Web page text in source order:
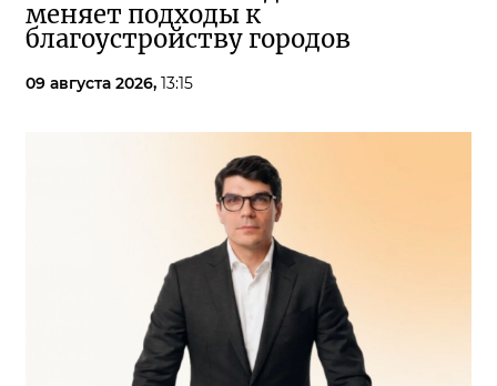
меняет подходы к
благоустройству городов
09 августа 2026, 13:15